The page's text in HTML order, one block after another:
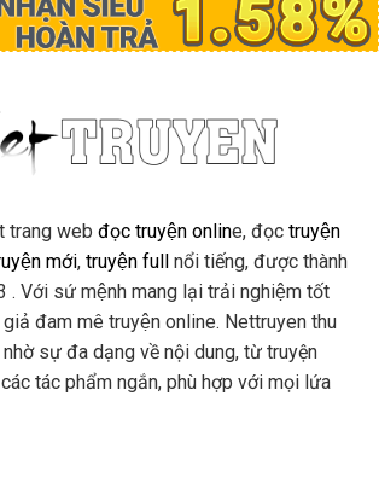
trang web đọc truyện online, đọc truyện
mới, truyện full nổi tiếng, được thành
. Với sứ mệnh mang lại trải nghiệm tốt
đam mê truyện online. Nettruyen thu
sự đa dạng về nội dung, từ truyện
tác phẩm ngắn, phù hợp với mọi lứa